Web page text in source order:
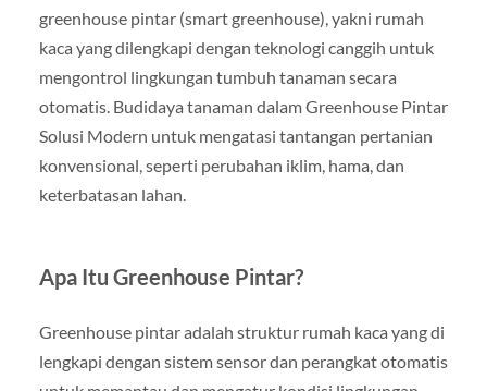
greenhouse pintar (smart greenhouse), yakni rumah
kaca yang dilengkapi dengan teknologi canggih untuk
mengontrol lingkungan tumbuh tanaman secara
otomatis. Budidaya tanaman dalam Greenhouse Pintar
Solusi Modern untuk mengatasi tantangan pertanian
konvensional, seperti perubahan iklim, hama, dan
keterbatasan lahan.
Apa Itu Greenhouse Pintar?
Greenhouse pintar adalah struktur rumah kaca yang di
lengkapi dengan sistem sensor dan perangkat otomatis